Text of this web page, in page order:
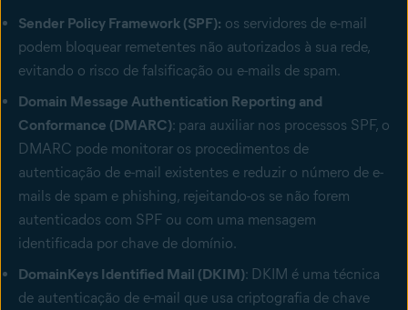
Sender Policy Framework (SPF): os servidores de e-mail
podem bloquear remetentes não autorizados à sua rede,
evitando o risco de falsificação ou e-mails de spam.
Domain Message Authentication Reporting and
Conformance (DMARC): para auxiliar nos processos SPF, o
DMARC pode monitorar os procedimentos de
autenticação de e-mail existentes e reduzir o número de e-
mails de spam e phishing, rejeitando-os se não forem
autenticados com SPF ou com uma mensagem
identificada por chave de domínio.
DomainKeys Identified Mail (DKIM): DKIM é uma técnica
de autenticação de e-mail que usa criptografia de chave